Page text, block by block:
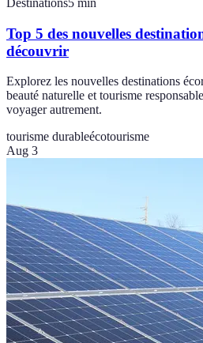
Destinations5 min
Top 5 des nouvelles
découvrir
Explorez les nouvelles destinations
beauté naturelle et tourisme
voyager autrement.
tourisme durableécotourisme
Aug 3